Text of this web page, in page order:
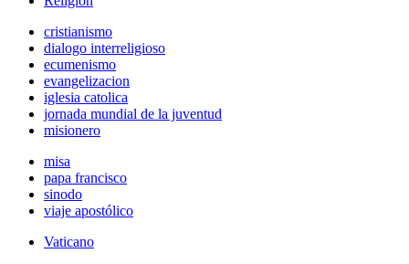
cristianismo
dialogo interreligioso
ecumenismo
evangelizacion
iglesia catolica
jornada mundial de la juventud
misionero
misa
papa francisco
sinodo
viaje apostólico
Vaticano